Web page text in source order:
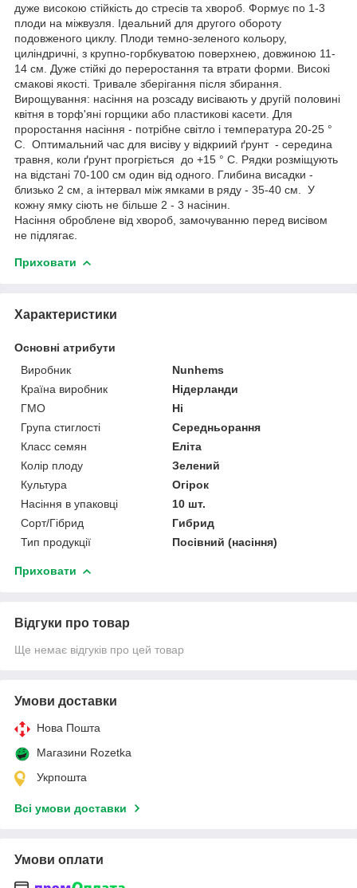
дуже високою стійкість до стресів та хвороб. Формує по 1-3
плоди на міжвузля. Ідеальний для другого обороту
подовженого циклу. Плоди темно-зеленого кольору,
циліндричні, з крупно-горбкуватою поверхнею, довжиною 11-
14 см. Дуже стійкі до переростання та втрати форми. Високі
смакові якості. Тривале зберігання після збирання.
Вирощування: насіння на розсаду висівають у другій половині
квітня в торф'яні горщики або пластикові касети. Для
проростання насіння - потрібне світло і температура 20-25 °
С. Оптимальний час для висіву у відкриий ґрунт - середина
травня, коли ґрунт прогріється до +15 ° C. Рядки розміщують
на відстані 70-100 см один від одного. Глибина висадки -
близько 2 см, а інтервал між ямками в ряду - 35-40 см. У
кожну ямку сіють не більше 2 - 3 насінин.
Насіння оброблене від хвороб, замочуванню перед висівом
не підлягає.
Приховати
Характеристики
Основні атрибути
Виробник
Nunhems
Країна виробник
Нідерланди
ГМО
Ні
Група стиглості
Середньорання
Класс семян
Еліта
Колір плоду
Зелений
Культура
Огірок
Насіння в упаковці
10 шт.
Сорт/Гібрид
Гибрид
Тип продукції
Посівний (насіння)
Приховати
Відгуки про товар
Ще немає відгуків про цей товар
Умови доставки
Нова Пошта
Магазини Rozetka
Укрпошта
Всі умови доставки
Умови оплати